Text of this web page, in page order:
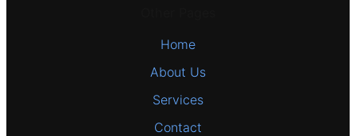
Home
About Us
Services
Contact